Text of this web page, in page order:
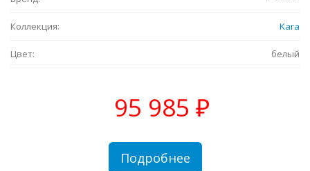
Коллекция: Kara
Цвет: белый
95 985 ₽
Подробнее